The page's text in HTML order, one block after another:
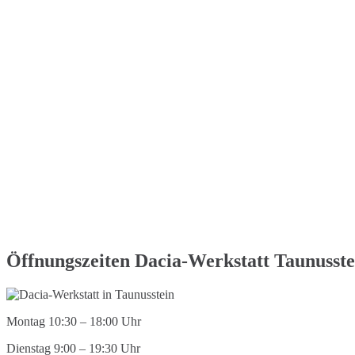
Öffnungszeiten Dacia-Werkstatt
Montag 10:30 – 18:00 Uhr
Dienstag 9:00 – 19:30 Uhr